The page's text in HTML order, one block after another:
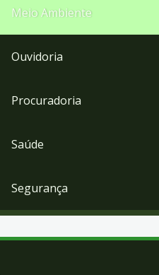
Meio Ambiente
Ouvidoria
Procuradoria
Saúde
Segurança